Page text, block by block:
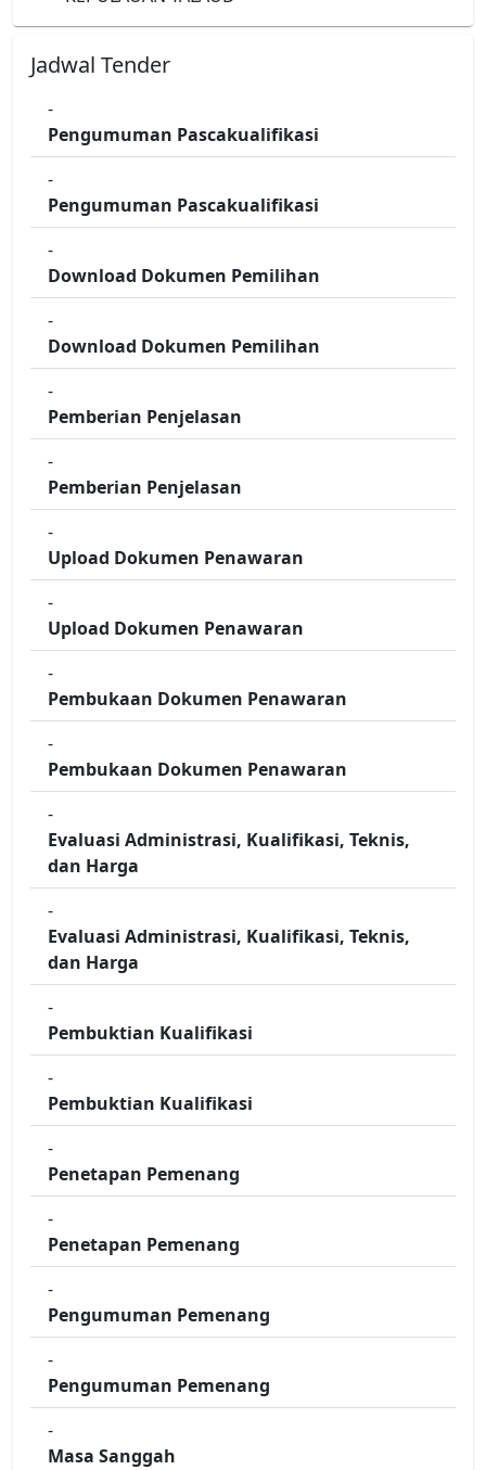
Jadwal Tender
-
Pengumuman Pascakualifikasi
-
Pengumuman Pascakualifikasi
-
Download Dokumen Pemilihan
-
Download Dokumen Pemilihan
-
Pemberian Penjelasan
-
Pemberian Penjelasan
-
Upload Dokumen Penawaran
-
Upload Dokumen Penawaran
-
Pembukaan Dokumen Penawaran
-
Pembukaan Dokumen Penawaran
-
Evaluasi Administrasi, Kualifikasi, Teknis,
dan Harga
-
Evaluasi Administrasi, Kualifikasi, Teknis,
dan Harga
-
Pembuktian Kualifikasi
-
Pembuktian Kualifikasi
-
Penetapan Pemenang
-
Penetapan Pemenang
-
Pengumuman Pemenang
-
Pengumuman Pemenang
-
Masa Sanggah